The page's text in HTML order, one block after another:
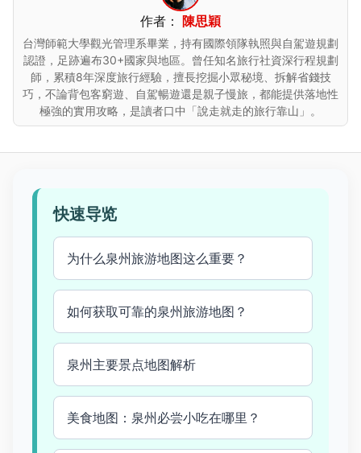
作者： 陳思穎
台灣師範大學觀光管理系畢業，持有國際領隊執照與自駕遊規劃
認證，足跡遍布30+國家與地區。曾任知名旅行社資深行程規劃
師，累積8年深度旅行經驗，擅長挖掘小眾秘境、拆解省錢技
巧，不論背包客窮遊、自駕暢遊還是親子慢旅，都能提供落地性
極強的實用攻略，是讀者口中「說走就走的旅行靠山」。
快速导览
为什么泉州旅游地图这么重要？
如何获取可靠的泉州旅游地图？
泉州主要景点地图解析
美食地图：泉州必尝小吃在哪里？